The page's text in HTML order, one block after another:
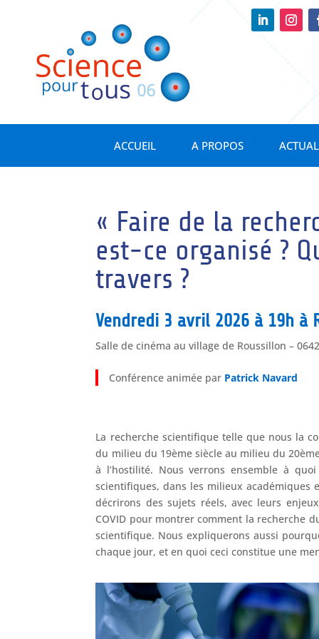
ACCUEIL A PROPOS
« Faire de la
est-ce organisé ?
travers ?
Vendredi 3 avril 2026 à 19h à
Salle de cinéma au village de Roussillon –
Conférence animée par Patrick Navard
La recherche scientifique telle que nous la
du milieu du 19ème siècle au milieu du
à l’hostilité. Nous verrons ensemble à
scientifiques, dans les milieux académiques
décrirons des sujets réels, avec leurs
COVID pour montrer comment la recherche
scientifique. Nous expliquerons aussi
chaque jour, et en quoi ceci constitue une